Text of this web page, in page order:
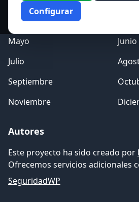
Configurar
Marzo
Mayo
Junio
Julio
Septiembre
Noviembre
Autores
Este proyecto ha sido creado por
Ofrecemos servicios adicionales
SeguridadWP